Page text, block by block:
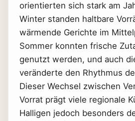
orientierten sich stark am
Winter standen haltbare
wärmende Gerichte im
Sommer konnten frische
genutzt werden, und auch
veränderte den Rhythmus
Dieser Wechsel zwischen
Vorrat prägt viele regionale
Halligen jedoch besonders